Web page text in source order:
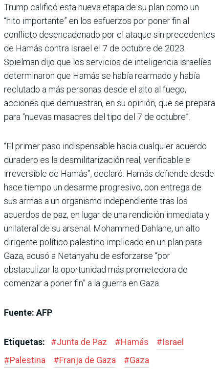
Trump calificó esta nueva etapa de su plan como un
“hito importante” en los esfuerzos por poner fin al
conflicto desencadenado por el ataque sin precedentes
de Hamás contra Israel el 7 de octubre de 2023.
Spielman dijo que los servicios de inteligencia israelíes
determinaron que Hamás se había rearmado y había
reclutado a más personas desde el alto al fuego,
acciones que demuestran, en su opinión, que se prepara
para “nuevas masacres del tipo del 7 de octubre”.
“El primer paso indispensable hacia cualquier acuerdo
duradero es la desmilitarización real, verificable e
irreversible de Hamás”, declaró. Hamás defiende desde
hace tiempo un desarme progresivo, con entrega de
sus armas a un organismo independiente tras los
acuerdos de paz, en lugar de una rendición inmediata y
unilateral de su arsenal. Mohammed Dahlane, un alto
dirigente político palestino implicado en un plan para
Gaza, acusó a Netanyahu de esforzarse “por
obstaculizar la oportunidad más prometedora de
comenzar a poner fin” a la guerra en Gaza.
Fuente: AFP
Etiquetas: #Junta de Paz #Hamás #Israel
#Palestina #Franja de Gaza #Gaza